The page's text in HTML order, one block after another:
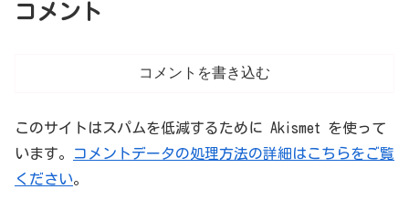
コメント
コメントを書き込む
このサイトはスパムを低減するために Akismet を使って
います。
コメントデータの処理方法の詳細はこちらをご覧
ください。